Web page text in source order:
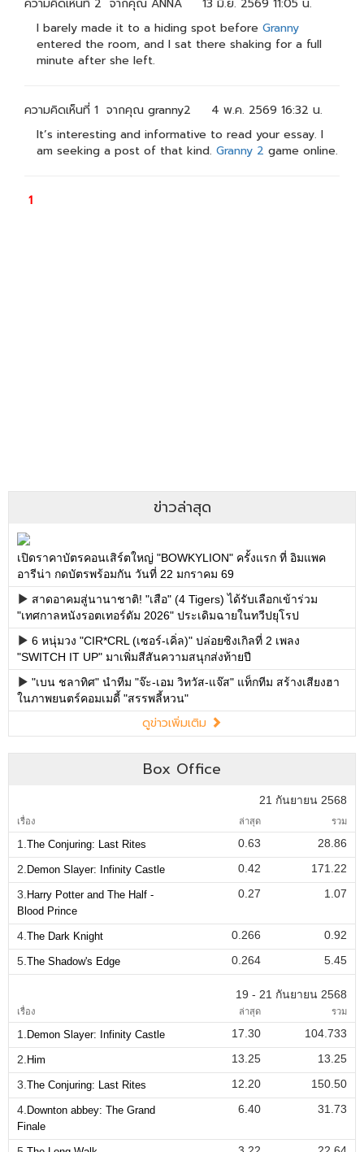
ข่าวล่าสุด
เปิดราคาบัตรคอนเสิร์ตใหญ่ "BOWKYLION" ครั้งแรก ที่ อิมแพค
อารีน่า กดบัตรพร้อมกัน วันที่ 22 มกราคม 69
สาดอาคมสู่นานาชาติ! "เสือ" (4 Tigers) ได้รับเลือกเข้าร่วม
"เทศกาลหนังรอตเทอร์ดัม 2026" ประเดิมฉายในทวีปยุโรป
6 หนุ่มวง "CIR*CRL (เซอร์-เคิ่ล)" ปล่อยซิงเกิลที่ 2 เพลง
"SWITCH IT UP" มาเพิ่มสีสันความสนุกส่งท้ายปี
"เบน ชลาทิศ" นำทีม "จ๊ะ-เอม วิทวัส-แจ๊ส" แท็กทีม สร้างเสียงฮา
ในภาพยนตร์คอมเมดี้ "สรรพลี้หวน"
ดูข่าวเพิ่มเติม
Box Office
21 กันยายน 2568
เรื่อง ล่าสุด รวม
1. The Conjuring: Last Rites 0.63
28.86
2. Demon Slayer: Infinity Castle 0.42
171.22
3. Harry Potter and The Half -
Blood Prince
0.27 1.07
4. The Dark Knight 0.266
0.92
5. The Shadow's Edge 0.264 5.45
19 - 21 กันยายน 2568
เรื่อง ล่าสุด รวม
1. Demon Slayer: Infinity Castle 17.30
104.733
2. Him 13.25
13.25
3. The Conjuring: Last Rites 12.20
150.50
4. Downton abbey: The Grand
Finale
6.40 31.73